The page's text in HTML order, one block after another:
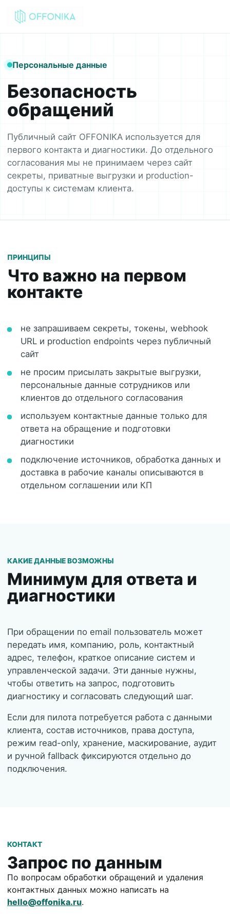
Персональные данные
Безопасность
обращений
Публичный сайт OFFONIKA используется для
первого контакта и диагностики. До отдельного
согласования мы не принимаем через сайт
секреты, приватные выгрузки и production-
доступы к системам клиента.
ПРИНЦИПЫ
Что важно на первом
контакте
не запрашиваем секреты, токены, webhook
URL и production endpoints через публичный
сайт
не просим присылать закрытые выгрузки,
персональные данные сотрудников или
клиентов до отдельного согласования
используем контактные данные только для
ответа на обращение и подготовки
диагностики
подключение источников, обработка данных и
доставка в рабочие каналы описываются в
отдельном соглашении или КП
КАКИЕ ДАННЫЕ ВОЗМОЖНЫ
Минимум для ответа и
диагностики
При обращении по email пользователь может
передать имя, компанию, роль, контактный
адрес, телефон, краткое описание систем и
управленческой задачи. Эти данные нужны,
чтобы ответить на запрос, подготовить
диагностику и согласовать следующий шаг.
Если для пилота потребуется работа с данными
клиента, состав источников, права доступа,
режим read-only, хранение, маскирование, аудит
и ручной fallback фиксируются отдельно до
подключения.
КОНТАКТ
Запрос по данным
По вопросам обработки обращений и удаления
контактных данных можно написать на
hello@offonika.ru.